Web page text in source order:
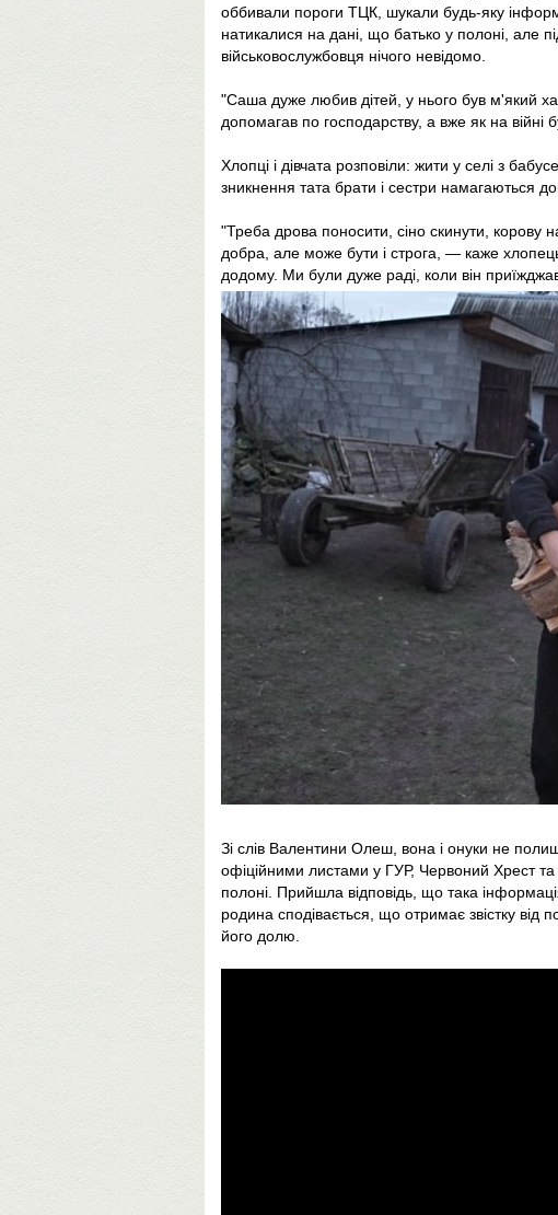
оббивали пороги ТЦК, шукали будь-яку
натикалися на дані, що батько у полоні, але
військовослужбовця нічого невідомо.
"Саша дуже любив дітей, у нього був м'який
допомагав по господарству, а вже як на війні
Хлопці і дівчата розповіли: жити у селі з
зникнення тата брати і сестри намагаються
"Треба дрова поносити, сіно скинути, корову
добра, але може бути і строга, — каже
додому. Ми були дуже раді, коли він приїжджав
Зі слів Валентини Олеш, вона і онуки не
офіційними листами у ГУР, Червоний Хрест
полоні. Прийшла відповідь, що така
родина сподівається, що отримає звістку від
його долю.